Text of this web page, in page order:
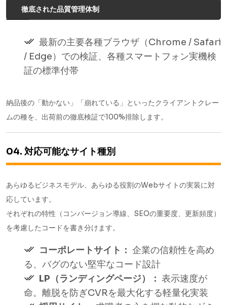
徹底された品質管理体制
最新の主要各種ブラウザ（Chrome / Safari
/ Edge）での検証、各種スマートフォン実機検
証の標準付帯
納品後の「動かない」「崩れている」といったクライアントクレー
ムの種を、出荷前の徹底検証で100%排除します。
04. 対応可能なサイト種別
あらゆるビジネスモデル、あらゆる役割のWebサイトの実装に対
応しています。
それぞれの特性（コンバージョン導線、SEOの重要度、更新頻度）
を考慮したコードを書き分けます。
コーポレートサイト： 企業の信頼性を高め
る、バグのない堅牢なコード設計
LP（ランディングページ）： 表示速度が
命。離脱を防ぎCVRを最大化する軽量化実装